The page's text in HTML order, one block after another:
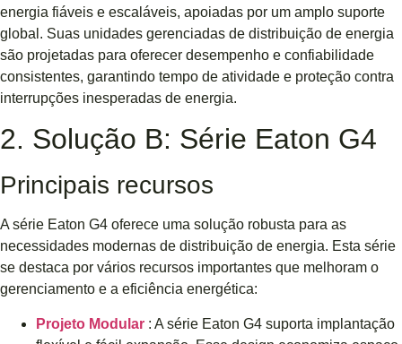
energia fiáveis ​​e escaláveis, apoiadas por um amplo suporte
global. Suas unidades gerenciadas de distribuição de energia
são projetadas para oferecer desempenho e confiabilidade
consistentes, garantindo tempo de atividade e proteção contra
interrupções inesperadas de energia.
2. Solução B: Série Eaton G4
Principais recursos
A série Eaton G4 oferece uma solução robusta para as
necessidades modernas de distribuição de energia. Esta série
se destaca por vários recursos importantes que melhoram o
gerenciamento e a eficiência energética:
Projeto Modular : A série Eaton G4 suporta implantação